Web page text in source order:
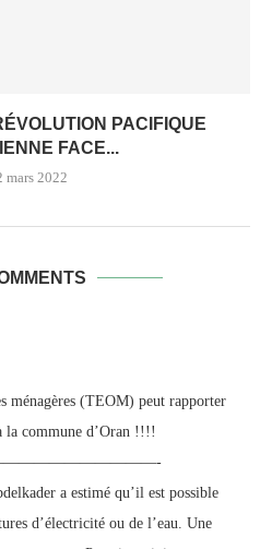
PACIFIQUE
FACE...
mars 2022
ménagères (TEOM) peut rapporter
la commune d’Oran !!!!
a estimé qu’il est possible
d’électricité ou de l’eau. Une